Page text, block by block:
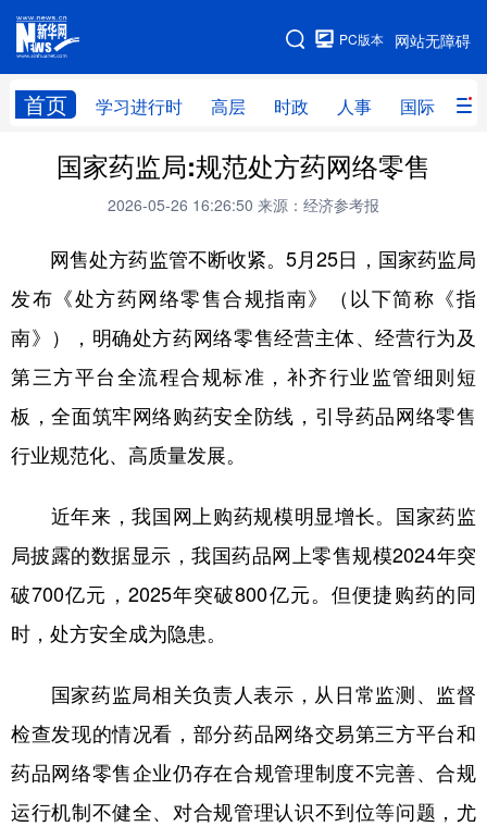
网站无障碍
PC版本
首页 学习进行时 高层 时政 人事 国际 财
网站地图
学习进行时 高层 时政 人事
财经 网评
台湾 思客智库 全球连线 教育
科技 科创 量子 体育
文化 书画 健康 军事
访谈 视频 图片 政务
学术中国 乡村振兴 银龄 溯源中国
彩票 娱乐
文化产业
地方频道
国家药监局:规范处方药网络零售
2026-05-26 16:26:50 来源：经济参考报
网售处方药监管不断收紧。5月25日，国家药监局
发布《处方药网络零售合规指南》（以下简称《指
南》），明确处方药网络零售经营主体、经营行为及
第三方平台全流程合规标准，补齐行业监管细则短
板，全面筑牢网络购药安全防线，引导药品网络零售
行业规范化、高质量发展。
近年来，我国网上购药规模明显增长。国家药监
局披露的数据显示，我国药品网上零售规模2024年突
破700亿元，2025年突破800亿元。但便捷购药的同
时，处方安全成为隐患。
国家药监局相关负责人表示，从日常监测、监督
检查发现的情况看，部分药品网络交易第三方平台和
药品网络零售企业仍存在合规管理制度不完善、合规
运行机制不健全、对合规管理认识不到位等问题，尤